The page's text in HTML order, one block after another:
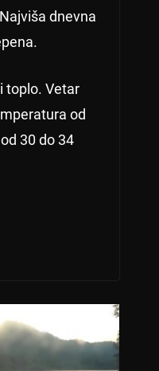
dnevna
toplo. Vetar
od
30 do 34
u fin